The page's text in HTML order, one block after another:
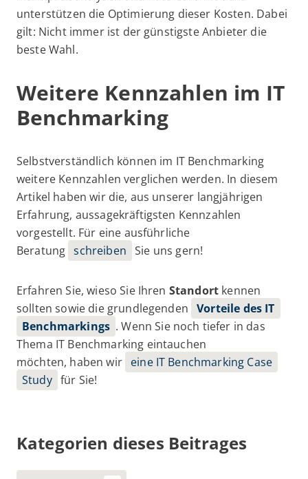
unterstützen die Optimierung dieser Kosten. Dabei
gilt: Nicht immer ist der günstigste Anbieter die
beste Wahl.
Weitere Kennzahlen im IT
Benchmarking
Selbstverständlich können im IT Benchmarking
weitere Kennzahlen verglichen werden. In diesem
Artikel haben wir die, aus unserer langjährigen
Erfahrung, aussagekräftigsten Kennzahlen
vorgestellt. Für eine ausführliche
Beratung schreiben Sie uns gern!
Erfahren Sie, wieso Sie Ihren Standort kennen
sollten sowie die grundlegenden Vorteile des IT
Benchmarkings . Wenn Sie noch tiefer in das
Thema IT Benchmarking eintauchen
möchten, haben wir eine IT Benchmarking Case
Study für Sie!
Kategorien dieses Beitrages